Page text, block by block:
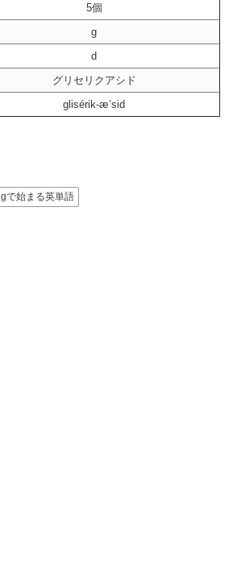
5個
g
d
グリセリクアシド
glisérik-æ’sid
gで始まる英単語